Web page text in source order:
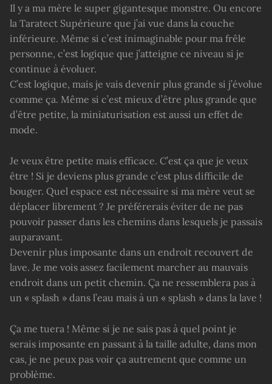
Il y a ma mère le super gigantesque monstre. Ou encore
la Taratect Supérieure que j’ai vue dans la couche
inférieure. Même si c’est inimaginable pour ma frêle
personne, c’est logique que j’atteigne ce niveau si je
continue à évoluer.
C’est logique, mais je vais devenir plus grande si j’évolue
comme ça. Même si c’est mieux d’être plus grande que
d’être petite, la miniaturisation est aussi un effet de
mode.
Je veux être petite mais efficace. C’est ça que je veux
être ! Si je deviens plus grande c’est plus difficile de
bouger. Quel espace est nécessaire si ma mère veut se
déplacer librement ? Je préférerais éviter de ne pas
pouvoir passer dans les chemins dans lesquels je passais
auparavant.
Devenir plus imposante dans un endroit recouvert de
lave. Je me vois assez facilement marcher au mauvais
endroit dans un petit chemin. Ça ne ressemblera pas à
un « splash » dans l’eau mais à un « splash » dans la lave !
Ça me tuera ! Même si je ne sais pas à quel point je
serais imposante en passant à la taille adulte, dans mon
cas, je ne peux pas voir ça autrement que comme un
problème.